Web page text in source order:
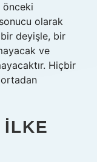
önceki
olarak
deyişle, bir
ve
Hiçbir
ILKE